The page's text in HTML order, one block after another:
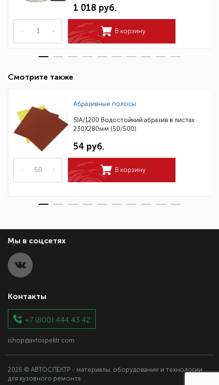
1 018 руб.
– + В корзину
Смотрите также
Абразивные полосы
SIA/1200 Водостойкий абразив в листах
230Х280мм (50/500)
54 руб.
– + В корзину
Мы в соцсетях
Контакты
+7 (800) 444 43 42
ishop@avtospektr.com
2026 © АВТОСПЕКТР - материалы, оборудование и технологии
для кузовного ремонта.